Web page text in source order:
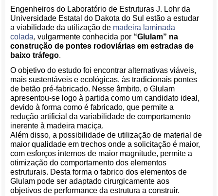
Engenheiros do Laboratório de Estruturas J. Lohr da
Universidade Estatal do Dakota do Sul estão a estudar
a viabilidade da utilização de madeira laminada
colada, vulgarmente conhecida por “Glulam” na
construção de pontes rodoviárias em estradas de
baixo tráfego.
O objetivo do estudo foi encontrar alternativas viáveis,
mais sustentáveis e ecológicas, às tradicionais pontes
de betão pré-fabricado. Nesse âmbito, o Glulam
apresentou-se logo à partida como um candidato ideal,
devido à forma como é fabricado, que permite a
redução artificial da variabilidade de comportamento
inerente à madeira maciça.
Além disso, a possibilidade de utilização de material de
maior qualidade em trechos onde a solicitação é maior,
com esforços internos de maior magnitude, permite a
otimização do comportamento dos elementos
estruturais. Desta forma o fabrico dos elementos de
Glulam pode ser adaptado cirurgicamente aos
objetivos de performance da estrutura a construir.